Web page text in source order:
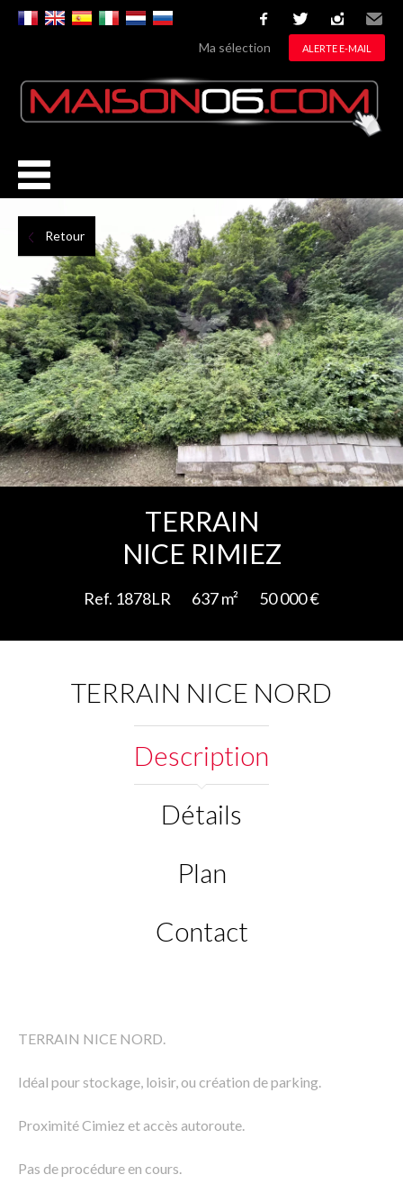
facebooktwitterinstagram
Email
Ma sélection ALERTE E-MAIL
Retour
TERRAIN
NICE RIMIEZ
Ref. 1878LR 637 m² 50 000 €
TERRAIN NICE NORD
Description
Détails
Plan
Contact
TERRAIN NICE NORD.
Idéal pour stockage, loisir, ou création de parking.
Proximité Cimiez et accès autoroute.
Pas de procédure en cours.